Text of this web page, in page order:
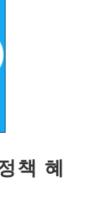
책 혜